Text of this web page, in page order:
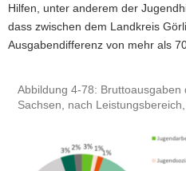
Hilfen, unter anderem der
dass zwischen dem Landkreis
Ausgabendifferenz von mehr als
Abbildung 4-78:
Sachsen, nach